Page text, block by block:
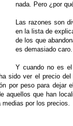
nada. Pero ¿por
Las razones son
en la lista de
de los que
es demasiado caro.
Y cuando no es
sido ver el precio
por peso para
aquellos que han
por los precios.